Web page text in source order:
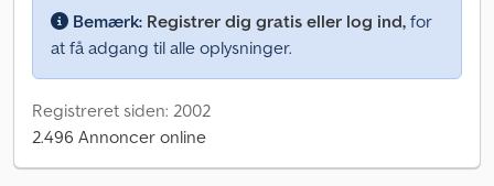
Bemærk: Registrer dig gratis eller log ind, for
at få adgang til alle oplysninger.
Registreret siden: 2002
2.496 Annoncer online